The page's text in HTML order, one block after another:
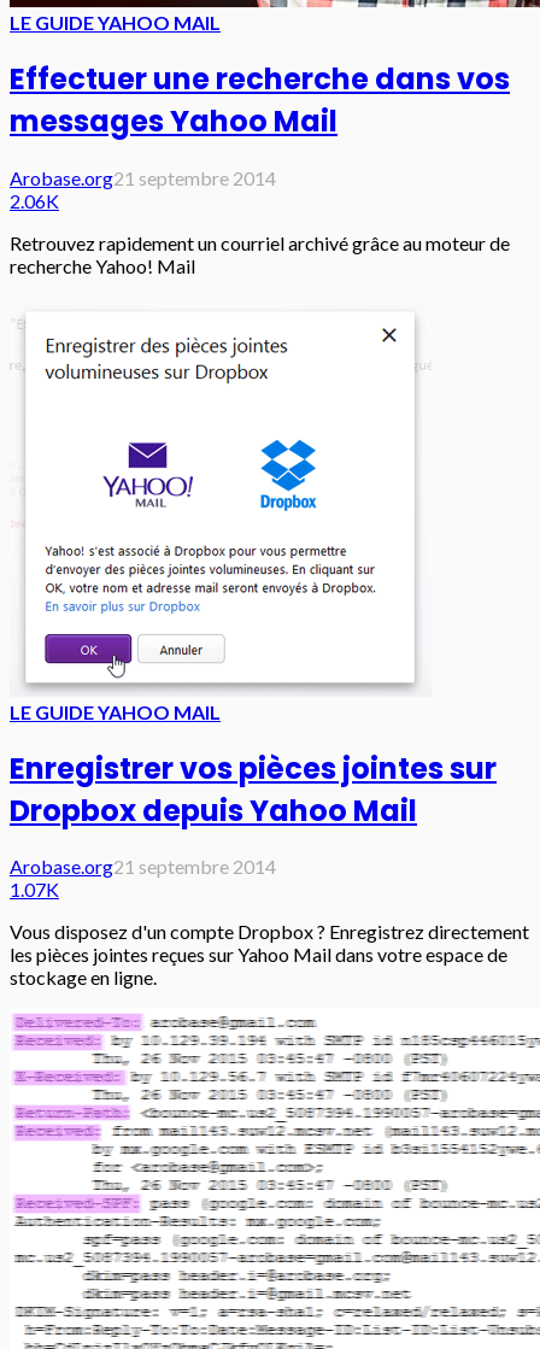
LE GUIDE YAHOO MAIL
Effectuer une recherche dans vos
messages Yahoo Mail
Arobase.org21 septembre 2014
2.06K
Retrouvez rapidement un courriel archivé grâce au moteur de
recherche Yahoo! Mail
LE GUIDE YAHOO MAIL
Enregistrer vos pièces jointes sur
Dropbox depuis Yahoo Mail
Arobase.org21 septembre 2014
1.07K
Vous disposez d'un compte Dropbox ? Enregistrez directement
les pièces jointes reçues sur Yahoo Mail dans votre espace de
stockage en ligne.